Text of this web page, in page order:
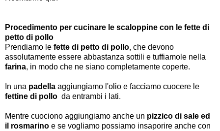
Procedimento per cucinare le scaloppine con le fette di
petto di pollo
Prendiamo le fette di petto di pollo, che devono
assolutamente essere abbastanza sottili e tuffiamole nella
farina, in modo che ne siano completamente coperte.
In una padella aggiungiamo l'olio e facciamo cuocere le
fettine di pollo da entrambi i lati.
Mentre cuociono aggiungiamo anche un pizzico di sale ed
il rosmarino e se vogliamo possiamo insaporire anche con